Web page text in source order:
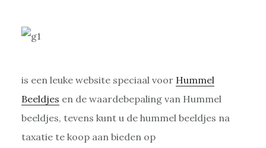
is een leuke website speciaal voor Hummel
Beeldjes en de waardebepaling van Hummel
beeldjes, tevens kunt u de hummel beeldjes na
taxatie te koop aan bieden op